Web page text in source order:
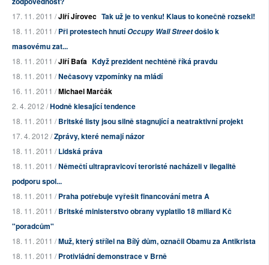
17. 11. 2011 /Jiří Jírovec Tak už je to venku! Klaus to konečně rozsekl!
18. 11. 2011 /Při protestech hnutíOccupy Wall Streetdošlo k
masovému zat...
18. 11. 2011 /Jiří Baťa Když prezident nechtěně říká pravdu
18. 11. 2011 /Nečasovy vzpomínky na mládí
16. 11. 2011 /Michael Marčák
2. 4. 2012 /Hodně klesající tendence
18. 11. 2011 /Britské listy jsou silně stagnující a neatraktivní projekt
17. 4. 2012 /Zprávy, které nemají názor
18. 11. 2011 /Lidská práva
18. 11. 2011 /Němečtí ultrapravicoví teroristé nacházeli v ilegalitě
podporu spol...
18. 11. 2011 /Praha potřebuje vyřešit financování metra A
18. 11. 2011 /Britské ministerstvo obrany vyplatilo 18 miliard Kč
"poradcům"
18. 11. 2011 /Muž, který střílel na Bílý dům, označil Obamu za Antikrista
18. 11. 2011 /Protivládní demonstrace v Brně